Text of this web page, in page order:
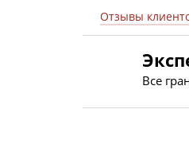
Отзывы
Все